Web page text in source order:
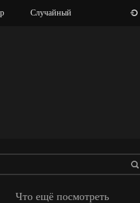
Случайный
Что ещё посмотреть